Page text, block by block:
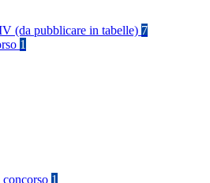
(da pubblicare in tabelle) 7
1
1